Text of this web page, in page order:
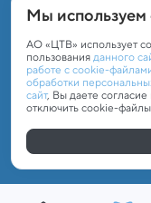
Мы
АО «ЦТВ» использует
пользованияданного
работе с cookie-
обработки
сайт, Вы даете
отключить cookie-